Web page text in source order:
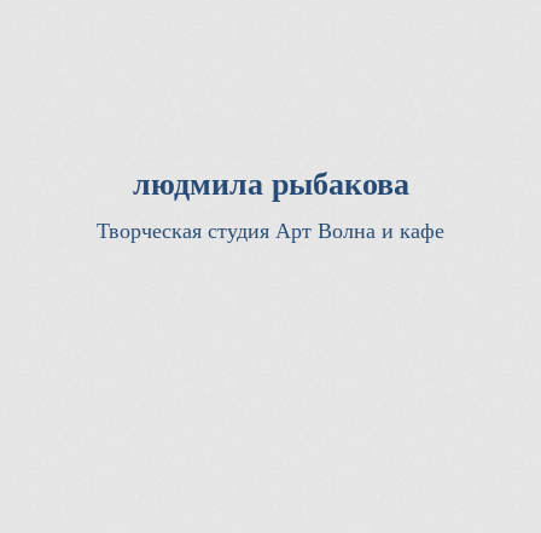
людмила рыбакова
Творческая студия Арт Волна и кафе